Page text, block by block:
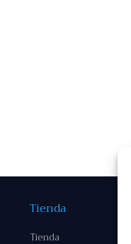
Tienda
Tienda